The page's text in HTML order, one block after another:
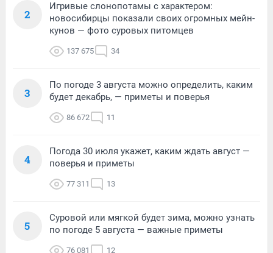
2
Игривые слонопотамы с характером:
новосибирцы показали своих огромных мейн-
кунов — фото суровых питомцев
137 675 34
3
По погоде 3 августа можно определить, каким
будет декабрь, — приметы и поверья
86 672 11
4
Погода 30 июля укажет, каким ждать август —
поверья и приметы
77 311 13
5
Суровой или мягкой будет зима, можно узнать
по погоде 5 августа — важные приметы
76 081 12